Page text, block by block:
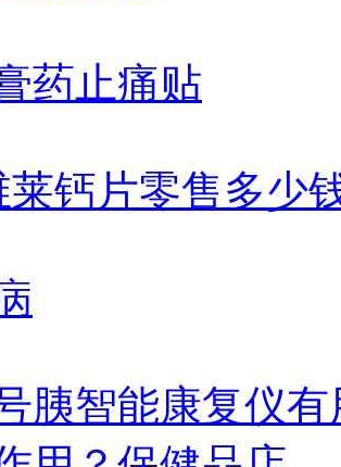
药止痛贴
钙片零售多少
胰智能康复仪